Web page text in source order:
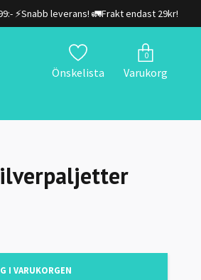
⚡Snabb leverans! 🚛Frakt endast 29kr!
Önskelista
0
Varukorg
I VARUKORGEN